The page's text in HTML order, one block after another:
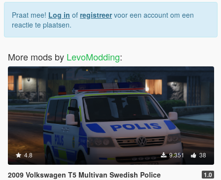
Praat mee! Log in of registreervoor een account om een
reactie te plaatsen.
More mods by LevoModding:
4.8 9.351 38
2009 Volkswagen T5 Multivan Swedish Police 1.0